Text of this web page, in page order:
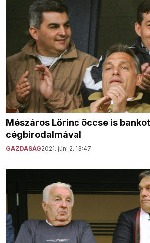
Mészáros Lőrinc öccse is
cégbirodalmával
GAZDASÁG2021. jún. 2. 13:47